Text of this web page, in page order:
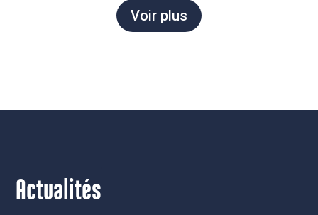
Voir plus
Actualités